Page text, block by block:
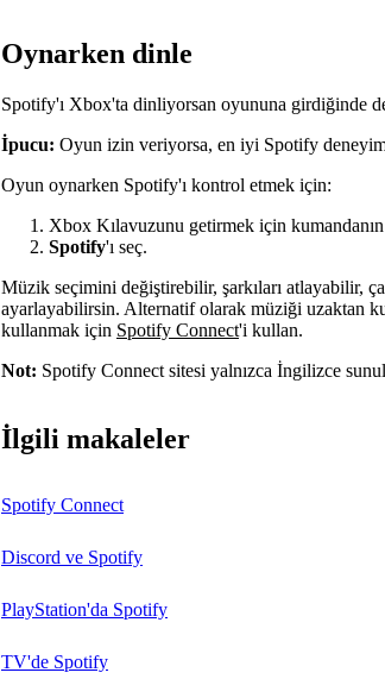
Oynarken dinle
Spotify'ı Xbox'ta dinliyorsan oyununa girdiğinde
İpucu: Oyun izin veriyorsa, en iyi Spotify
Oyun oynarken Spotify'ı kontrol etmek için:
Xbox Kılavuzunu getirmek için
Spotify'ı seç.
Müzik seçimini değiştirebilir, şarkıları atlayabilir,
ayarlayabilirsin. Alternatif olarak müziği uzaktan
kullanmak için Spotify Connect'i kullan.
Not: Spotify Connect sitesi yalnızca İngilizce
İlgili makaleler
Spotify Connect
Discord ve Spotify
PlayStation'da Spotify
TV'de Spotify